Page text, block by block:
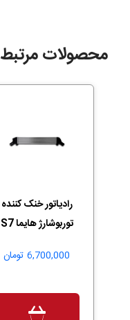
محصولات مرتبط
رادیاتور خنک کننده
توربوشارژ هایما S7
6,700,000 تومان